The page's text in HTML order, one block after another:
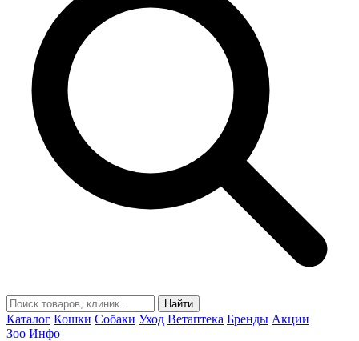
Найти
Каталог Кошки Собаки Уход Ветаптека Бренды Акции
Зоо Инфо